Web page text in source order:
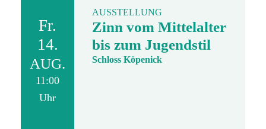
Fr.
14.
AUG.
11:00
Uhr
AUSSTELLUNG
Zinn vom Mittelalter
bis zum Jugendstil
Schloss Köpenick